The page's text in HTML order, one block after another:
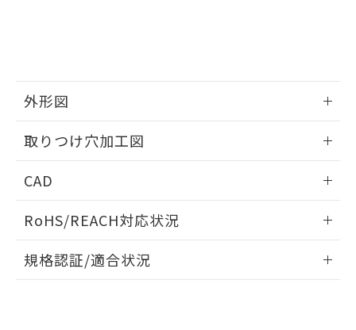
外形図
取りつけ穴加工図
CAD
ドすることができます。
ログイン/会員登録
RoHS/REACH対応状況
EU RoHS 注意事項・凡例
規格認証/適合状況
および当社の共同利用者が、当社の製
※当社の共同利用者とは、
の共同利用に関して"
の「1.共同利
とができます。
EU RoHS指令（10物質）の非含有証明書
ものではありません。
また、RoHS指令のフタル酸エステル類４
物質の対応では、対応完了までの期間は出
荷製品に未対応品が混在することから備考
欄に対応日を記載しておりました。